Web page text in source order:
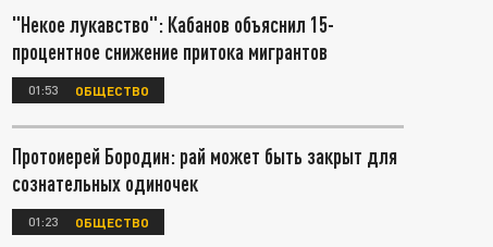
"Некое лукавство": Кабанов объяснил 15-
процентное снижение притока мигрантов
01:53 ОБЩЕСТВО
Протоиерей Бородин: рай может быть закрыт для
сознательных одиночек
01:23 ОБЩЕСТВО